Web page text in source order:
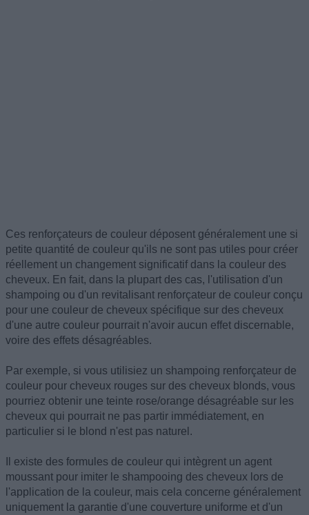
Ces renforçateurs de couleur déposent généralement une si
petite quantité de couleur qu'ils ne sont pas utiles pour créer
réellement un changement significatif dans la couleur des
cheveux. En fait, dans la plupart des cas, l'utilisation d'un
shampoing ou d'un revitalisant renforçateur de couleur conçu
pour une couleur de cheveux spécifique sur des cheveux
d'une autre couleur pourrait n'avoir aucun effet discernable,
voire des effets désagréables.
Par exemple, si vous utilisiez un shampoing renforçateur de
couleur pour cheveux rouges sur des cheveux blonds, vous
pourriez obtenir une teinte rose/orange désagréable sur les
cheveux qui pourrait ne pas partir immédiatement, en
particulier si le blond n'est pas naturel.
Il existe des formules de couleur qui intègrent un agent
moussant pour imiter le shampooing des cheveux lors de
l'application de la couleur, mais cela concerne généralement
uniquement la garantie d'une couverture uniforme et d'un